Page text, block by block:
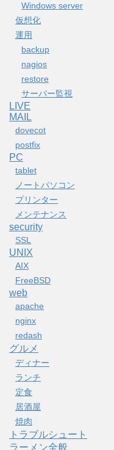
Windows server
仮想化
運用
backup
nagios
restore
サーバー監視
LIVE
MAIL
dovecot
postfix
PC
tablet
ノートパソコン
プリンター
メンテナンス
security
SSL
UNIX
AIX
FreeBSD
web
apache
nginx
redash
グルメ
ディナー
ランチ
定食
居酒屋
焼肉
トラブルシュート
ラーメン全般